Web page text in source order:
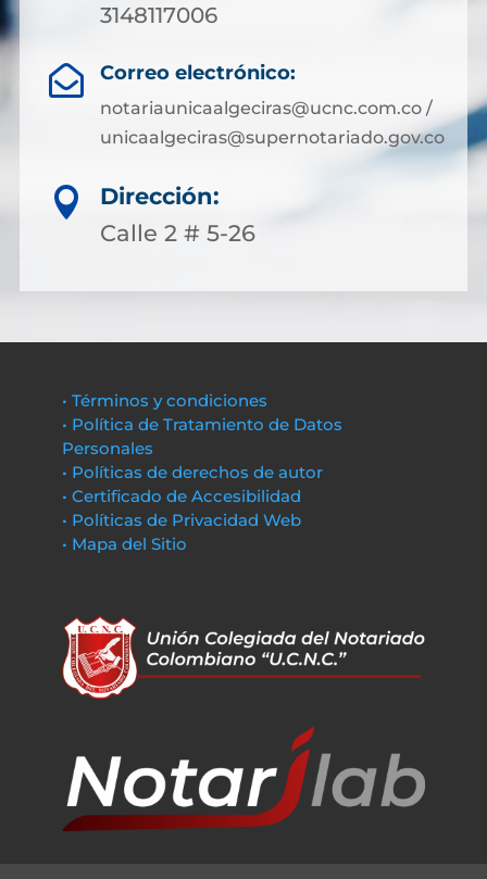
3148117006
 Correo electrónico:
notariaunicaalgeciras@ucnc.com.co /
unicaalgeciras@supernotariado.gov.co

Dirección:
Calle 2 # 5-26
• Términos y condiciones
• Política de Tratamiento de Datos
Personales
• Políticas de derechos de autor
• Certificado de Accesibilidad
• Políticas de Privacidad Web
• Mapa del Sitio